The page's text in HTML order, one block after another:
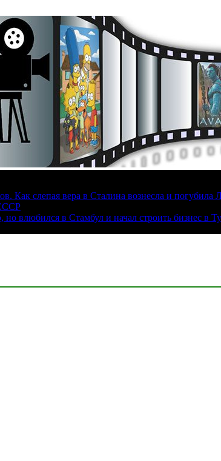
слепая вера в Сталина вознесла и погубила
но влюбился в Стамбул и начал строить бизнес в